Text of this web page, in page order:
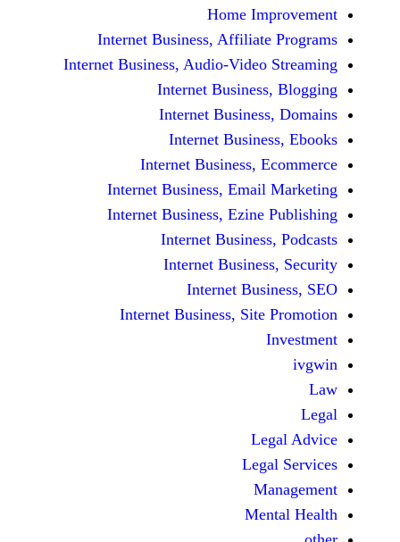
Home
Internet Business,
Internet Business, Audio-
Internet
Internet
Internet
Internet Business,
Internet Business,
Internet Business,
Internet
Internet
Internet
Internet Business,